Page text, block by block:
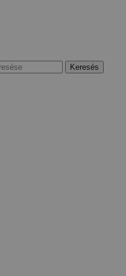
Keresés